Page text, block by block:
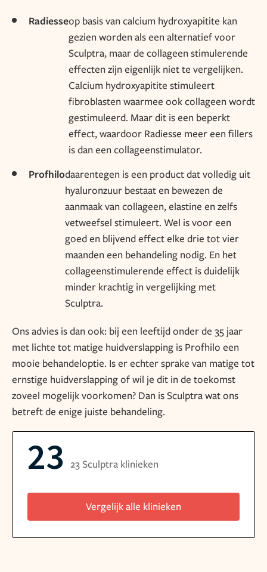
Radiesseop basis van calcium hydroxyapitite kan
gezien worden als een alternatief voor
Sculptra, maar de collageen stimulerende
effecten zijn eigenlijk niet te vergelijken.
Calcium hydroxyapitite stimuleert
fibroblasten waarmee ook collageen wordt
gestimuleerd. Maar dit is een beperkt
effect, waardoor Radiesse meer een fillers
is dan een collageenstimulator.
Profhilodaarentegen is een product dat volledig uit
hyaluronzuur bestaat en bewezen de
aanmaak van collageen, elastine en zelfs
vetweefsel stimuleert. Wel is voor een
goed en blijvend effect elke drie tot vier
maanden een behandeling nodig. En het
collageenstimulerende effect is duidelijk
minder krachtig in vergelijking met
Sculptra.
Ons advies is dan ook: bij een leeftijd onder de 35 jaar
met lichte tot matige huidverslapping is Profhilo een
mooie behandeloptie. Is er echter sprake van matige tot
ernstige huidverslapping of wil je dit in de toekomst
zoveel mogelijk voorkomen? Dan is Sculptra wat ons
betreft de enige juiste behandeling.
23 23 Sculptra klinieken
Vergelijk alle klinieken